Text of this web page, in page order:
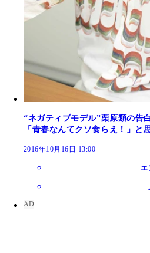
“ネガティブモデル”栗原類の告
「青春なんてクソ食らえ！」と
2016年10月16日 13:00
エ